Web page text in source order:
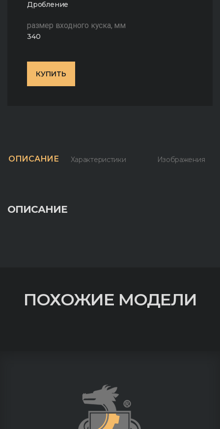
Дробление
размер входного куска, мм
340
КУПИТЬ
ОПИСАНИЕ Характеристики Изображения
ОПИСАНИЕ
ПОХОЖИЕ МОДЕЛИ